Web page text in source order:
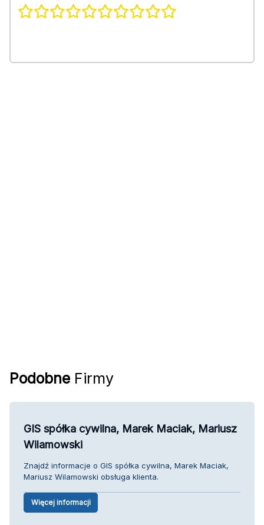
Podobne Firmy
GIS spółka cywilna, Marek Maciak, Mariusz
Wilamowski
Znajdź informacje o GIS spółka cywilna, Marek Maciak,
Mariusz Wilamowski obsługa klienta.
Więcej informacji